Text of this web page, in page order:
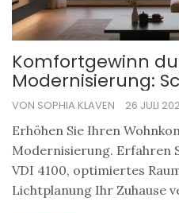
Komfortgewinn
Modernisierung:
Raumklima und
VON SOPHIA KLAVEN 26 JULI
Erhöhen Sie Ihren
Modernisierung. Erfahren
VDI 4100, optimiertes
Lichtplanung Ihr Zuhause